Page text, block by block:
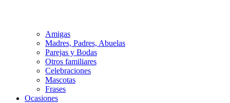
Amigas
Madres, Padres, Abuelas
Parejas y Bodas
Otros familiares
Celebraciones
Mascotas
Frases
Ocasiones